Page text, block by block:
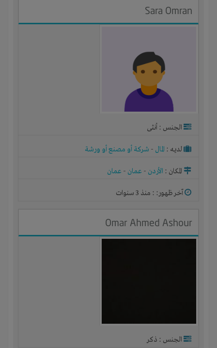
Sara Omran
الجنس : أنثى
لديـه : المال - شركة أو مصنع أو ورشة
المكان : الأردن - عمان - عمان
آخر ظهور: : منذ 3 سنوات
Omar Ahmed Ashour
الجنس : ذكر